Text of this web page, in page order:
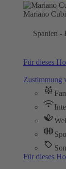
Mariano Cubi
Spanien -
Für dieses
Zustimmung
Für dieses